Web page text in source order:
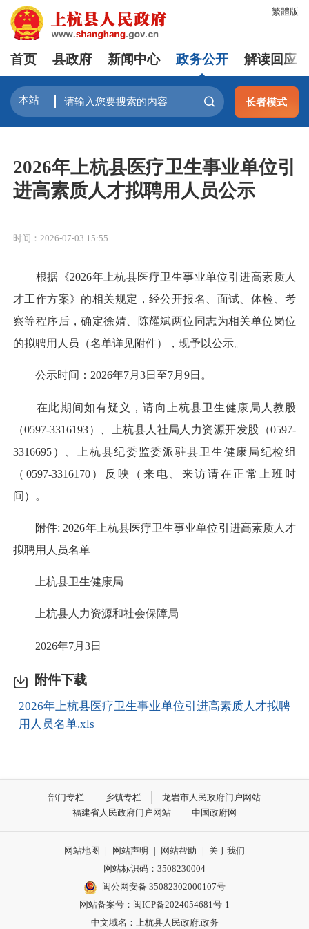
繁體版
首页 县政府 新闻中心 政务公开 解读回应
长者模式
2026年上杭县医疗卫生事业单位引
进高素质人才拟聘用人员公示
时间：2026-07-03 15:55
根据《2026年上杭县医疗卫生事业单位引进高素质人
才工作方案》的相关规定，经公开报名、面试、体检、考
察等程序后，确定徐婧、陈耀斌两位同志为相关单位岗位
的拟聘用人员（名单详见附件），现予以公示。
公示时间：2026年7月3日至7月9日。
在此期间如有疑义，请向上杭县卫生健康局人教股
（0597-3316193）、上杭县人社局人力资源开发股（0597-
3316695）、上杭县纪委监委派驻县卫生健康局纪检组
（0597-3316170）反映（来电、来访请在正常上班时
间）。
附件: 2026年上杭县医疗卫生事业单位引进高素质人才
拟聘用人员名单
上杭县卫生健康局
上杭县人力资源和社会保障局
2026年7月3日
附件下载
2026年上杭县医疗卫生事业单位引进高素质人才拟聘
用人员名单.xls
部门专栏 乡镇专栏
龙岩市人民政府门户网站
福建省人民政府门户网站
中国政府网
网站地图 | 网站声明 | 网站帮助 | 关于我们
网站标识码：3508230004
闽公网安备 35082302000107号
网站备案号： 闽ICP备2024054681号-1
中文域名：上杭县人民政府.政务